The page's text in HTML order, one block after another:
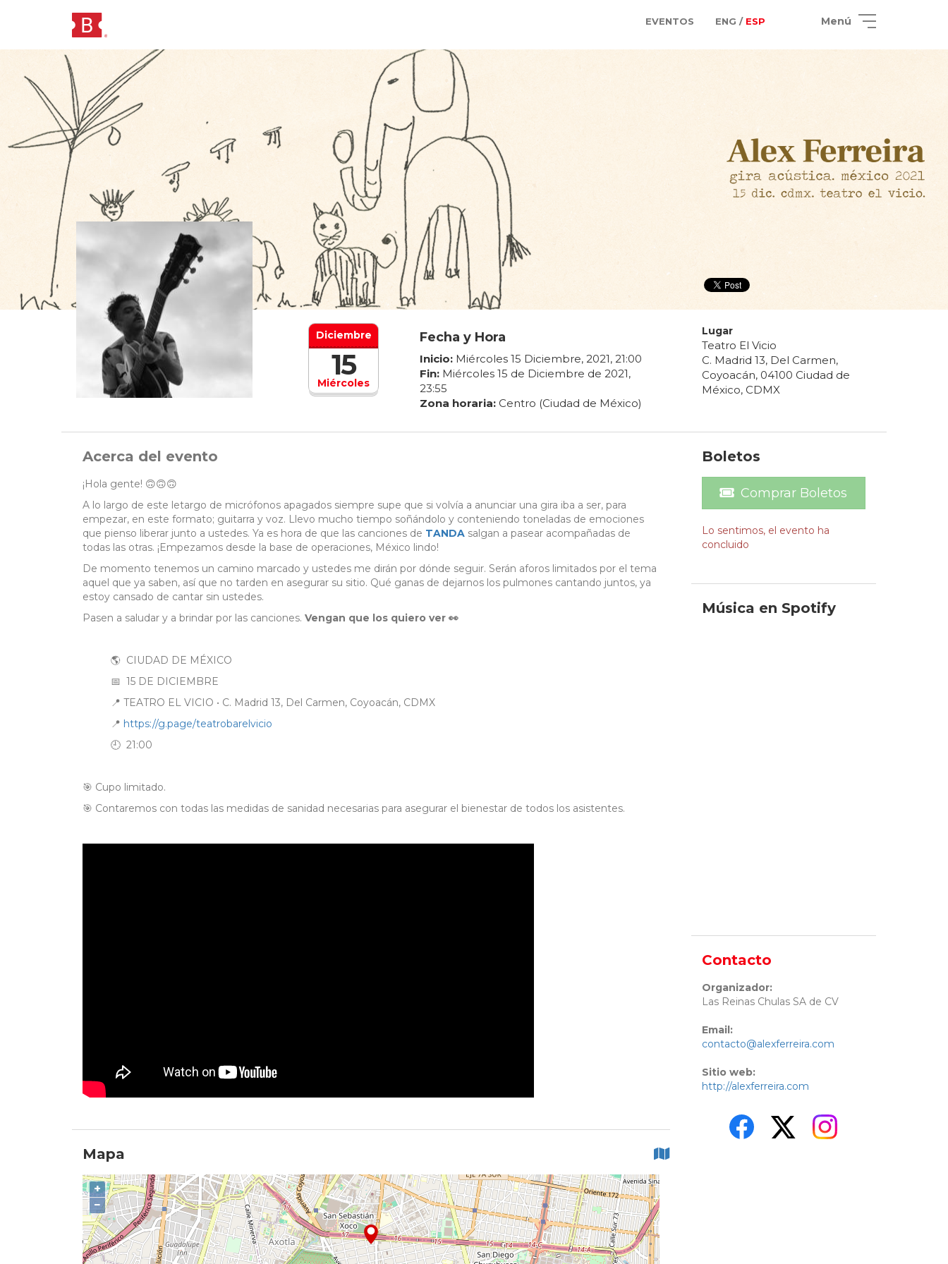
EVENTOS ENG / ESP Menú
Miércoles
Diciembre
15
Fecha y Hora
Inicio: Miércoles 15 Diciembre, 2021, 21:00
Fin: Miércoles 15 de Diciembre de 2021,
23:55
Zona horaria: Centro (Ciudad de México)
Lugar
Teatro El Vicio
C. Madrid 13, Del Carmen,
Coyoacán, 04100 Ciudad de
México, CDMX
Acerca del evento
¡Hola gente! 🙃🙃🙃
A lo largo de este letargo de micrófonos apagados siempre supe que si volvía a anunciar una gira iba a ser, para
empezar, en este formato; guitarra y voz. Llevo mucho tiempo soñándolo y conteniendo toneladas de emociones
que pienso liberar junto a ustedes. Ya es hora de que las canciones de TANDA salgan a pasear acompañadas de
todas las otras. ¡Empezamos desde la base de operaciones, México lindo!
De momento tenemos un camino marcado y ustedes me dirán por dónde seguir. Serán aforos limitados por el tema
aquel que ya saben, así que no tarden en asegurar su sitio. Qué ganas de dejarnos los pulmones cantando juntos, ya
estoy cansado de cantar sin ustedes.
Pasen a saludar y a brindar por las canciones. Vengan que los quiero ver 👀
🌎 CIUDAD DE MÉXICO
📅 15 DE DICIEMBRE
📍 TEATRO EL VICIO • C. Madrid 13, Del Carmen, Coyoacán, CDMX
📍 https://g.page/teatrobarelvicio
🕘 21:00
🎯 Cupo limitado.
🎯 Contaremos con todas las medidas de sanidad necesarias para asegurar el bienestar de todos los asistentes.
Mapa
+
−
Boletos
Comprar Boletos
Lo sentimos, el evento ha
concluido
Música en Spotify
Contacto
Organizador:
Las Reinas Chulas SA de CV
Email:
contacto@alexferreira.com
Sitio web:
http://alexferreira.com